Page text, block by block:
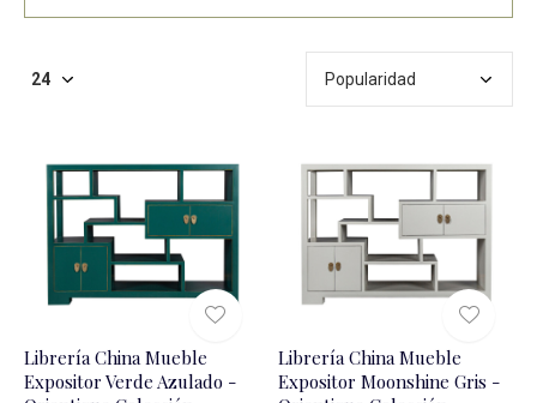
Librería China Mueble
Expositor Verde Azulado -
Librería China Mueble
Expositor Moonshine Gris -